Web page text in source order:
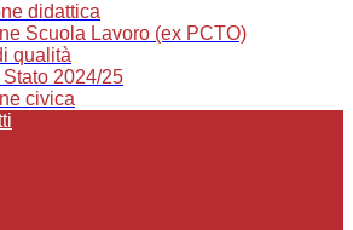
didattica
Scuola Lavoro (ex PCTO)
qualità
2024/25
civica